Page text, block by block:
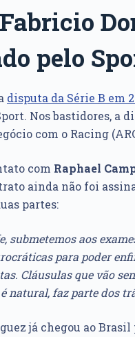
pelo
disputa da Série B em
Nos bastidores, a
com o Racing
com Raphael
ainda não foi
partes:
submetemos aos
para poder
Cláusulas que vão
natural, faz parte dos
já chegou ao